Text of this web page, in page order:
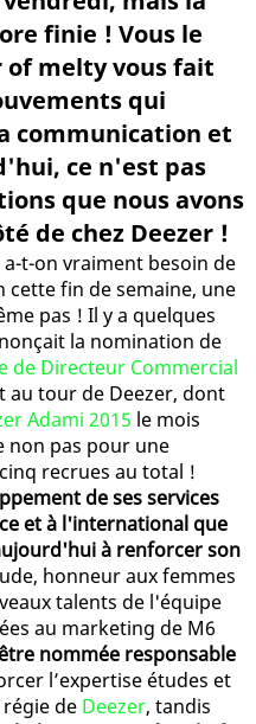
finie ! Vous le
of melty vous fait
qui
communication et
ce n'est pas
que nous avons
de chez Deezer !
t-on vraiment besoin de
cette fin de semaine, une
pas ! Il y a quelques
la nomination de
de Directeur Commercial
au tour de Deezer, dont
Adami 2015 le mois
non pas pour une
recrues au total !
de ses services
et à l'international que
à renforcer son
honneur aux femmes
talents de l'équipe
au marketing de M6
nommée responsable
l’expertise études et
de Deezer, tandis